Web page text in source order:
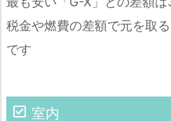
税金や燃費の差額で元を取
です
室内